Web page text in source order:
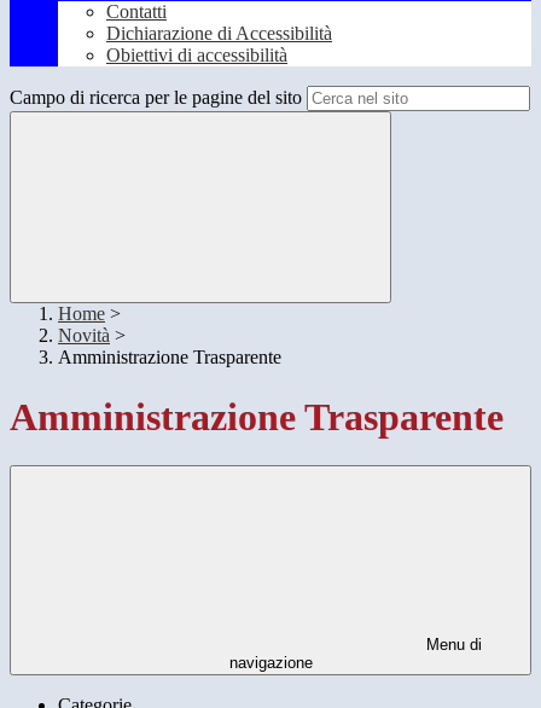
Contatti
Dichiarazione di Accessibilità
Obiettivi di accessibilità
Campo di ricerca per le pagine del sito
Home >
Novità >
Amministrazione Trasparente
Amministrazione Trasparente
Menu di
navigazione